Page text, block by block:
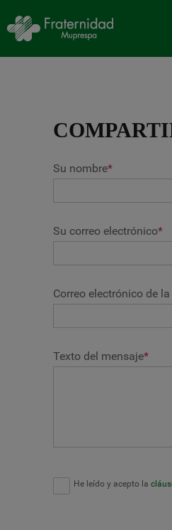
Su nombre*
Su correo electrónico*
Correo electrónico de
Texto del mensaje*
He leído y acepto la